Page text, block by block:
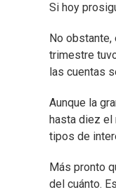
Si hoy
No
trimestre
las cuentas
Aunque la
hasta diez
tipos de
Más pronto
del cuánto.